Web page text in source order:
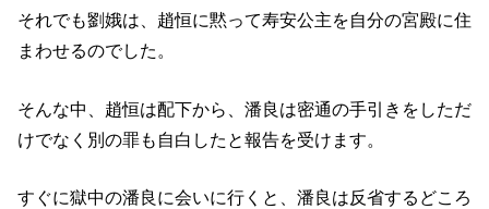
それでも劉娥は、趙恒に黙って寿安公主を自分の宮殿に住
まわせるのでした。
そんな中、趙恒は配下から、潘良は密通の手引きをしただ
けでなく別の罪も自白したと報告を受けます。
すぐに獄中の潘良に会いに行くと、潘良は反省するどころ